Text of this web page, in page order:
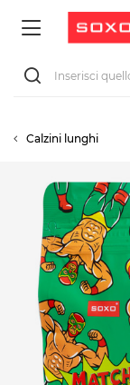
Calzini lunghi